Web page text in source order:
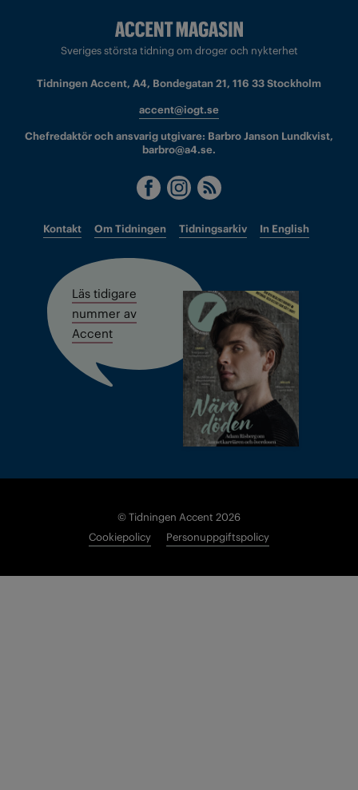
Sveriges största tidning om droger och nykterhet
Tidningen Accent, A4, Bondegatan 21, 116 33 Stockholm
accent@iogt.se
Chefredaktör och ansvarig utgivare: Barbro Janson Lundkvist,
barbro@a4.se.
Kontakt Om Tidningen Tidningsarkiv In English
Läs tidigare
nummer av
Accent
© Tidningen Accent 2026
Cookiepolicy
Personuppgiftspolicy